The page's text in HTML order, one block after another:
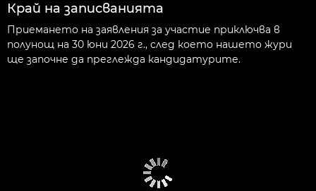
Край на записванията
Приемането на заявления за участие приключва в
полунощ на 30 юни 2026 г., след което нашето жури
ще започне да преглежда кандидатурите.